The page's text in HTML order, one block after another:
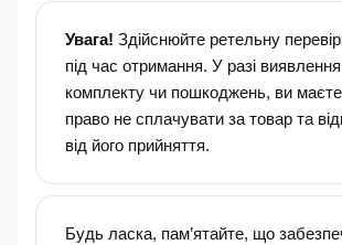
Увага! Здійснюйте ретельну
під час отримання. У разі
комплекту чи пошкоджень, ви
право не сплачувати за товар та
від його прийняття.
Будь ласка, пам’ятайте, що